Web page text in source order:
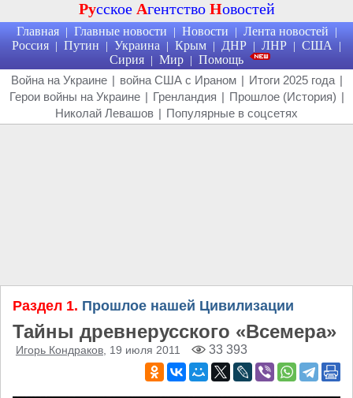
Русское Агентство Новостей
Главная | Главные новости | Новости | Лента новостей |
Россия | Путин | Украина | Крым | ДНР | ЛНР | США |
Сирия | Мир | Помощь
Война на Украине | война США с Ираном | Итоги 2025 года |
Герои войны на Украине | Гренландия | Прошлое (История) |
Николай Левашов | Популярные в соцсетях
Раздел 1. Прошлое нашей Цивилизации
Тайны древнерусского «Всемера»
Игорь Кондраков , 19 июля 2011 33 393